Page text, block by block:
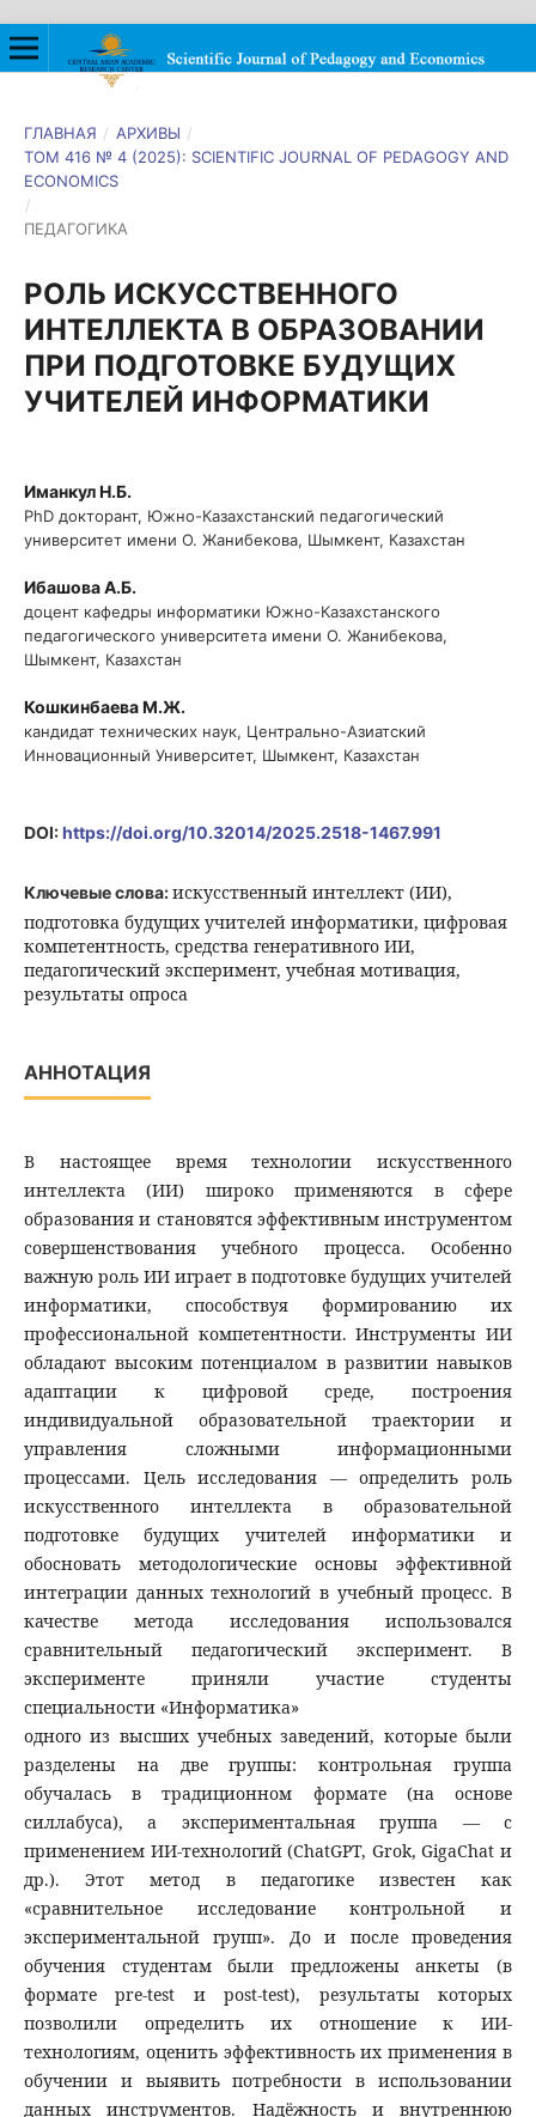
ГЛАВНАЯ / АРХИВЫ /
ТОМ 416 № 4 (2025): SCIENTIFIC JOURNAL OF PEDAGOGY AND
ECONOMICS
/
ПЕДАГОГИКА
РОЛЬ ИСКУССТВЕННОГО
ИНТЕЛЛЕКТА В ОБРАЗОВАНИИ
ПРИ ПОДГОТОВКЕ БУДУЩИХ
УЧИТЕЛЕЙ ИНФОРМАТИКИ
Иманкул Н.Б.
PhD докторант, Южно-Казахстанский педагогический
университет имени О. Жанибекова, Шымкент, Казахстан
Ибашова А.Б.
доцент кафедры информатики Южно-Казахстанского
педагогического университета имени О. Жанибекова,
Шымкент, Казахстан
Кошкинбаева М.Ж.
кандидат технических наук, Центрально-Азиатский
Инновационный Университет, Шымкент, Казахстан
DOI:https://doi.org/10.32014/2025.2518-1467.991
Ключевые слова:искусственный интеллект (ИИ),
подготовка будущих учителей информатики, цифровая
компетентность, средства генеративного ИИ,
педагогический эксперимент, учебная мотивация,
результаты опроса
АННОТАЦИЯ
В настоящее время технологии искусственного
интеллекта (ИИ) широко применяются в сфере
образования и становятся эффективным инструментом
совершенствования учебного процесса. Особенно
важную роль ИИ играет в подготовке будущих учителей
информатики, способствуя формированию их
профессиональной компетентности. Инструменты ИИ
обладают высоким потенциалом в развитии навыков
адаптации к цифровой среде, построения
индивидуальной образовательной траектории и
управления сложными информационными
процессами. Цель исследования — определить роль
искусственного интеллекта в образовательной
подготовке будущих учителей информатики и
обосновать методологические основы эффективной
интеграции данных технологий в учебный процесс. В
качестве метода исследования использовался
сравнительный педагогический эксперимент. В
эксперименте приняли участие студенты
специальности «Информатика»
одного из высших учебных заведений, которые были
разделены на две группы: контрольная группа
обучалась в традиционном формате (на основе
силлабуса), а экспериментальная группа — с
применением ИИ-технологий (ChatGPT, Grok, GigaChat и
др.). Этот метод в педагогике известен как
«сравнительное исследование контрольной и
экспериментальной групп». До и после проведения
обучения студентам были предложены анкеты (в
формате pre-test и post-test), результаты которых
позволили определить их отношение к ИИ-
технологиям, оценить эффективность их применения в
обучении и выявить потребности в использовании
данных инструментов. Надёжность и внутреннюю